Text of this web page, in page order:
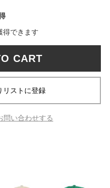
得できます
CART
問い合わせする